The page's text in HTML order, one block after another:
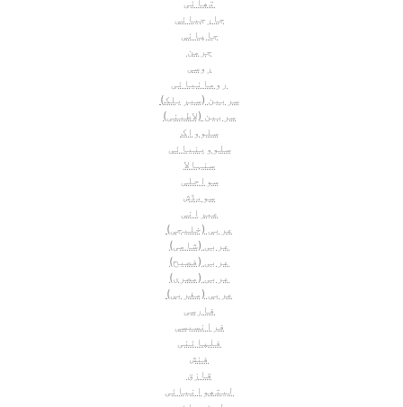
جارجیائی
جاپانی
جرمن
روسی
رومانیائی
سربین (سیریلک)
سربین (لاطینی)
سلوواک
سلووینیائی
سنہالا
سواحلی
سویڈش
عبرانی
عربی (خلیجی)
عربی (شامی)
عربی (فصیح)
عربی (مصری)
عربی (مغربی)
فارسی
فرانسیسی
فلپائنی
فنش
قازق
لیتھوانیائی